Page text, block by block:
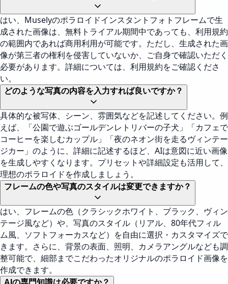
はい、Muselyのポラロイドインスタントフォトフレームで生
成された画像は、無料トライアル期間中であっても、利用規約
の範囲内であれば商用利用が可能です。ただし、生成された画
像が第三者の権利を侵害していないか、ご自身で確認いただく
必要があります。詳細については、利用規約をご確認くださ
い。
どのような写真の内容を入力すれば良いですか？
具体的な被写体、シーン、雰囲気などを記述してください。例
えば、「公園で遊ぶゴールデンレトリバーの子犬」「カフェで
コーヒーを楽しむカップル」「夜のネオン街を走るヴィンテー
ジカー」のように、詳細に記述するほど、AIは意図に近い画像
を生成しやすくなります。プリセットや詳細設定も活用して、
理想のポラロイドを作成しましょう。
フレームの色や写真のスタイルは変更できますか？
はい、フレームの色（クラシックホワイト、ブラック、ヴィン
テージ風など）や、写真のスタイル（リアル、80年代フィル
ム風、ソフトフォーカスなど）を自由に選択・カスタマイズで
きます。さらに、背景の表面、照明、カメラアングルなども調
整可能で、細部までこだわったオリジナルのポラロイド画像を
作成できます。
AIの専門知識は必要ですか？